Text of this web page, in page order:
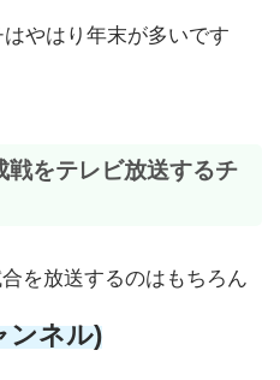
やはり年末が多いです
戦をテレビ放送するチ
を放送するのはもちろん
ンネル)